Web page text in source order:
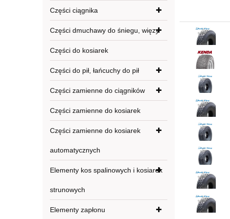
Części ciągnika
Części dmuchawy do śniegu, więzy
Części do kosiarek
Części do pił, łańcuchy do pił
Części zamienne do ciągników
Części zamienne do kosiarek
Części zamienne do kosiarek
automatycznych
Elementy kos spalinowych i kosiarek
strunowych
Elementy zapłonu